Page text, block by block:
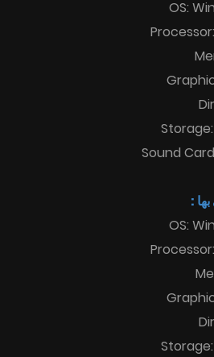
OS:
Sound
:
OS: